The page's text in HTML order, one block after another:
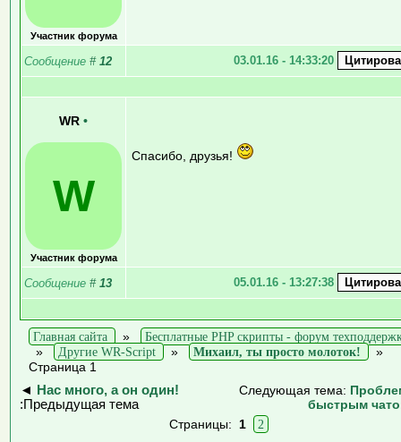
Участник форума
Сообщение # 12 03.01.16 - 14:33:20
WR •
W
Участник форума
Спасибо, друзья!
Сообщение # 13 05.01.16 - 13:27:38
Главная сайта »
Бесплатные PHP скрипты - форум
»
Другие WR-Script » Михаил, ты просто молоток!
»
Страница 1
◄
Нас много, а он один!
:Предыдущая тема
Следующая тема:
быстрым
Страницы: 1 2